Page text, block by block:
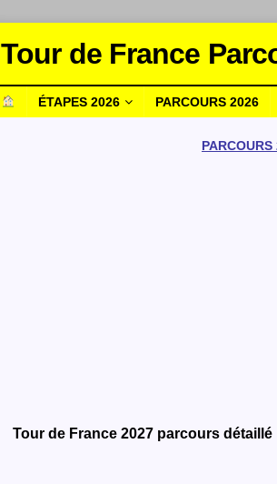
Tour de France
ÉTAPES 2026 PARCOURS 2026
PARCOURS
Tour de France 2027 parcours détaillé